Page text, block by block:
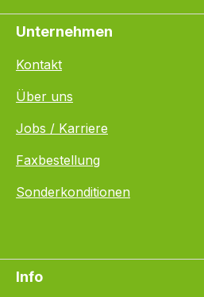
Unternehmen
Kontakt
Über uns
Jobs / Karriere
Faxbestellung
Sonderkonditionen
Info